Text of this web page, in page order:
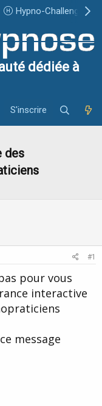
Hypno-Challenge
dédiée à
S'inscrire
des
#1
pour vous
interactive
message